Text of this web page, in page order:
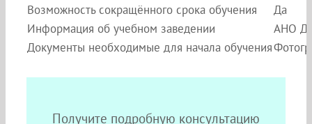
Возможность сокращённого срока обучения
Да
Информация об учебном заведении
АНО
Документы необходимые для начала обучения
Получите подробную консультацию